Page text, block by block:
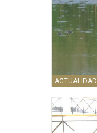
ACTUALIDAD